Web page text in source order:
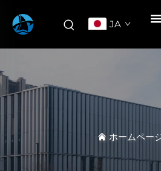
JA
ホームペー